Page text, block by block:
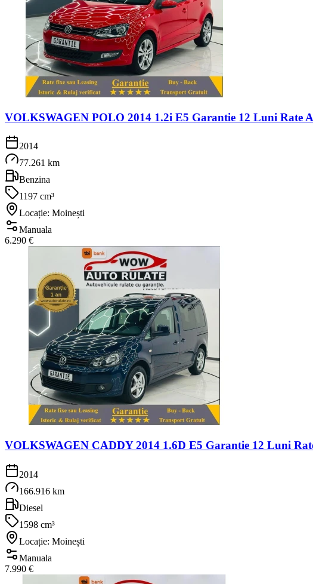
VOLKSWAGEN POLO 2014 1.2i E5 Garantie 12 Luni Rate
2014
77.261 km
Benzina
1197 cm³
Locație: Moinești
Manuala
6.290 €
VOLKSWAGEN CADDY 2014 1.6D E5 Garantie 12 Luni
2014
166.916 km
Diesel
1598 cm³
Locație: Moinești
Manuala
7.990 €